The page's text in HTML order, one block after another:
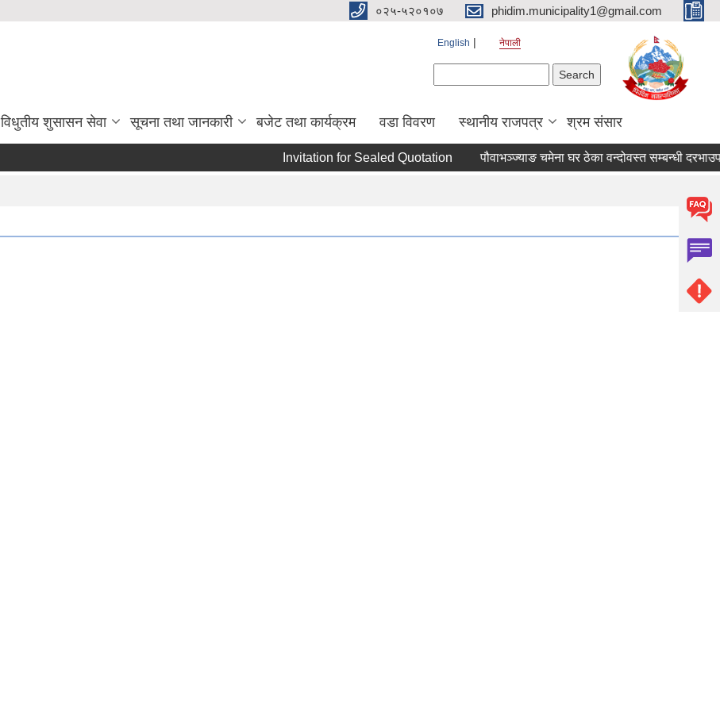
०२५-५२०१०७ phidim.municipality1@gmail.com
English नेपाली
विधुतीय शुसासन सेवा सूचना तथा जानकारी बजेट तथा कार्यक्रम वडा विवरण स्थानीय राजपत्र श्रम संसार
Invitation for Sealed Quotation पौवाभञ्ज्याङ चमेना घर ठेका वन्दोवस्त सम्बन्धी